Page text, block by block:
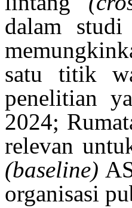
dalam studi
satu
titik
penelitian
2024;
relevan
(baseline)
organisasi